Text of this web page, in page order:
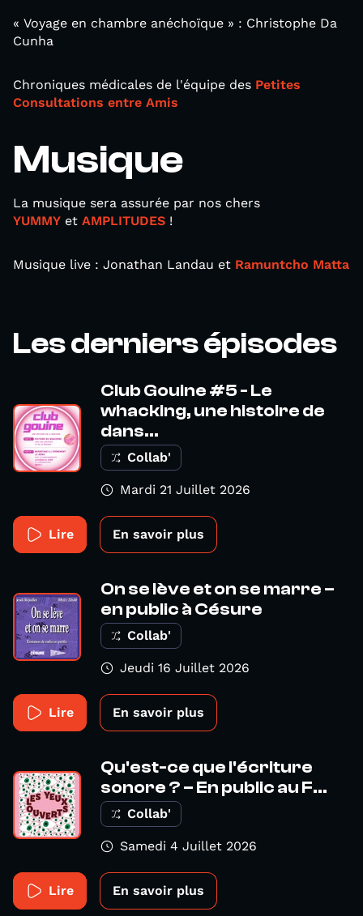
« Voyage en chambre anéchoïque » : Christophe Da
Cunha
Chroniques médicales de l'équipe des Petites
Consultations entre Amis
Musique
La musique sera assurée par nos chers
YUMMY et AMPLITUDES !
Musique live : Jonathan Landau et Ramuntcho Matta
Les derniers épisodes
Club Gouine #5 - Le
whacking, une histoire de
dans...
Collab'
Mardi 21 Juillet 2026
Lire En savoir plus
On se lève et on se marre –
en public à Césure
Collab'
Jeudi 16 Juillet 2026
Lire En savoir plus
Qu'est-ce que l'écriture
sonore ? – En public au F...
Collab'
Samedi 4 Juillet 2026
Lire En savoir plus